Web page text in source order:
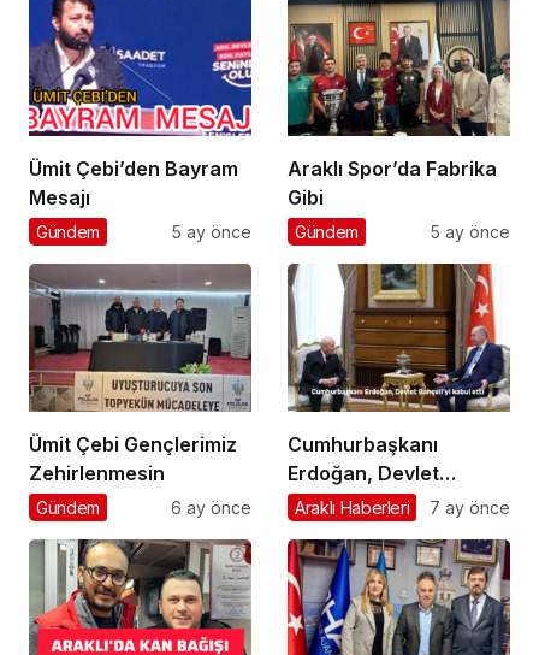
Ümit Çebi’den Bayram
Mesajı
Gündem 5 ay önce
Araklı Spor’da Fabrika
Gibi
Gündem 5 ay önce
Ümit Çebi Gençlerimiz
Zehirlenmesin
Gündem 6 ay önce
Cumhurbaşkanı
Erdoğan, Devlet
Bahçeli’yi kabul etti
Araklı Haberleri 7 ay önce